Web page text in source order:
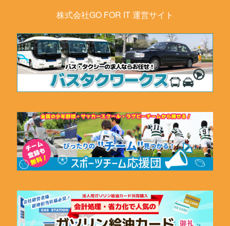
株式会社GO FOR IT 運営サイト